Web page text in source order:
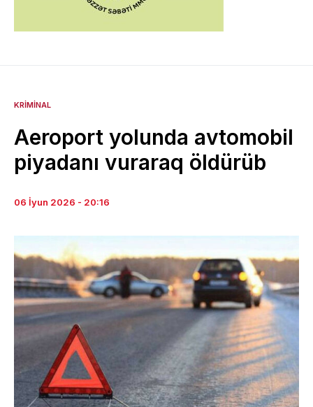
KRIMINAL
Aeroport yolunda avtomobil
piyadanı vuraraq öldürüb
06 İyun 2026 - 20:16